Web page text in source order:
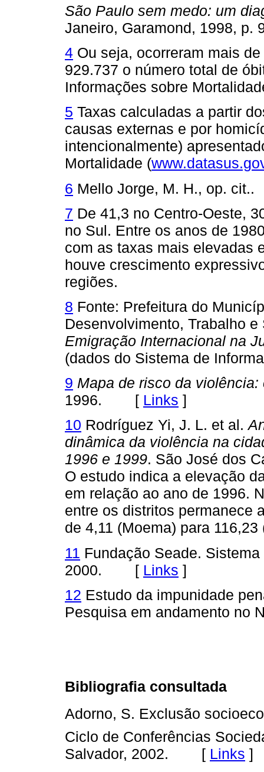
São Paulo sem medo: um
Janeiro, Garamond,
4 Ou seja, ocorreram mais
929.737 o número total de
Informações sobre
5 Taxas calculadas a partir
causas externas e por
intencionalmente)
Mortalidade (
6 Mello Jorge, M. H., op. cit..
7 De 41,3 no Centro-Oeste,
no Sul. Entre os anos de
com as taxas mais elevadas
houve crescimento
regiões.
8 Fonte: Prefeitura do
Desenvolvimento, Trabalho
Emigração Internacional na
(dados do Sistema de
9 Mapa de risco da
1996. [ Links ]
10 Rodríguez Yi, J. L. et al.
dinâmica da violência na
1996 e 1999. São José
O estudo indica a elevação
em relação ao ano de 1996.
entre os distritos permanece
de 4,11 (Moema) para
11 Fundação Seade.
2000. [ Links ]
12 Estudo da impunidade
Pesquisa em andamento no
Bibliografia consultada
Adorno, S. Exclusão
Ciclo de Conferências
Salvador, 2002. [ Links ]